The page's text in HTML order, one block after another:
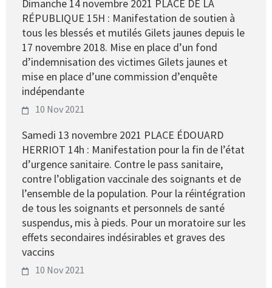
Dimanche 14 novembre 2021 PLACE DE LA
RÉPUBLIQUE 15H : Manifestation de soutien à
tous les blessés et mutilés Gilets jaunes depuis le
17 novembre 2018. Mise en place d’un fond
d’indemnisation des victimes Gilets jaunes et
mise en place d’une commission d’enquête
indépendante
10 Nov 2021
Samedi 13 novembre 2021 PLACE ÉDOUARD
HERRIOT 14h : Manifestation pour la fin de l’état
d’urgence sanitaire. Contre le pass sanitaire,
contre l’obligation vaccinale des soignants et de
l’ensemble de la population. Pour la réintégration
de tous les soignants et personnels de santé
suspendus, mis à pieds. Pour un moratoire sur les
effets secondaires indésirables et graves des
vaccins
10 Nov 2021